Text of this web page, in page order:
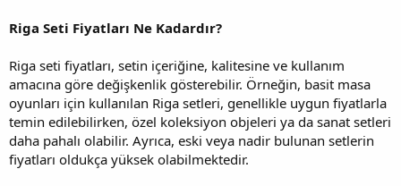
Riga Seti Fiyatları Ne Kadardır?
Riga seti fiyatları, setin içeriğine, kalitesine ve kullanım
amacına göre değişkenlik gösterebilir. Örneğin, basit masa
oyunları için kullanılan Riga setleri, genellikle uygun fiyatlarla
temin edilebilirken, özel koleksiyon objeleri ya da sanat setleri
daha pahalı olabilir. Ayrıca, eski veya nadir bulunan setlerin
fiyatları oldukça yüksek olabilmektedir.